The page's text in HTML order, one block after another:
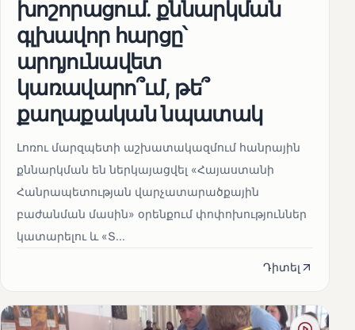
խոշորացում. քննարկման
գլխավոր հարցը՝
արդյունավետ
կառավարո՞ւմ, թե՞
քաղաքական նպատակ
Լոռու մարզպետի աշխատակազմում հանրային
քննարկման են ներկայացվել «Հայաստանի
Հանրապետության վարչատարածքային
բաժանման մասին» օրենքում փոփոխություններ
կատարելու և «Տ...
Դիտել